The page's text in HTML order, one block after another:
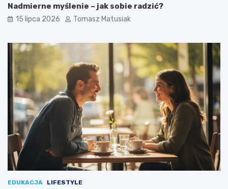
Nadmierne myślenie – jak sobie radzić?
15 lipca 2026 Tomasz Matusiak
EDUKACJA LIFESTYLE